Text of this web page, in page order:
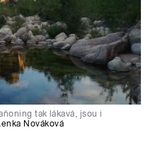
tak lákavá, jsou i
Nováková